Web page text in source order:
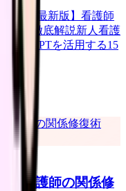
年最新版】 看護師
報を徹底解説新人看護
ChatGPTを活用する15
い 看護師の関係修